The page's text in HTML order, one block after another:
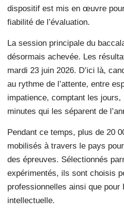
dispositif est mis en œuvre
fiabilité de l’évaluation.
La session principale du
désormais achevée. Les
mardi 23 juin 2026. D’ici là,
au rythme de l’attente, entre
impatience, comptant les
minutes qui les séparent de
Pendant ce temps, plus de 20
mobilisés à travers le pays
des épreuves. Sélectionnés
expérimentés, ils sont choisis
professionnelles ainsi que
intellectuelle.